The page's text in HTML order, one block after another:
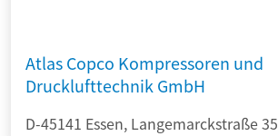
Atlas Copco Kompressoren und
Drucklufttechnik GmbH
D-45141 Essen, Langemarckstraße 35